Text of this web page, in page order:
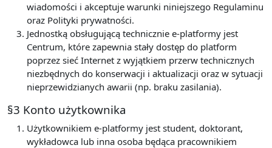
wiadomości i akceptuje warunki niniejszego Regulaminu
oraz Polityki prywatności.
Jednostką obsługującą technicznie e-platformy jest
Centrum, które zapewnia stały dostęp do platform
poprzez sieć Internet z wyjątkiem przerw technicznych
niezbędnych do konserwacji i aktualizacji oraz w sytuacji
nieprzewidzianych awarii (np. braku zasilania).
§3 Konto użytkownika
Użytkownikiem e-platformy jest student, doktorant,
wykładowca lub inna osoba będąca pracownikiem